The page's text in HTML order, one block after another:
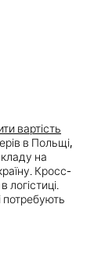
вартість
в Польщі,
на
Кросс-
логістиці.
потребують